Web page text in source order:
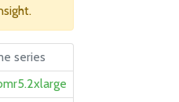
series